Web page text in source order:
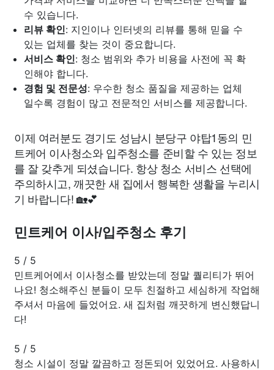
수 있습니다.
리뷰 확인: 지인이나 인터넷의 리뷰를 통해 믿을 수
있는 업체를 찾는 것이 중요합니다.
서비스 확인: 청소 범위와 추가 비용을 사전에 꼭 확
인해야 합니다.
경험 및 전문성: 우수한 청소 품질을 제공하는 업체
일수록 경험이 많고 전문적인 서비스를 제공합니다.
이제 여러분도 경기도 성남시 분당구 야탑1동의 민
트케어 이사청소와 입주청소를 준비할 수 있는 정보
를 잘 갖추게 되셨습니다. 항상 청소 서비스 선택에
주의하시고, 깨끗한 새 집에서 행복한 생활을 누리시
기 바랍니다! 🏡💕
민트케어 이사/입주청소 후기
5 / 5
민트케어에서 이사청소를 받았는데 정말 퀄리티가 뛰어
나요! 청소해주신 분들이 모두 친절하고 세심하게 작업해
주셔서 마음에 들었어요. 새 집처럼 깨끗하게 변신했답니
다!
5 / 5
청소 시설이 정말 깔끔하고 정돈되어 있었어요. 사용하시